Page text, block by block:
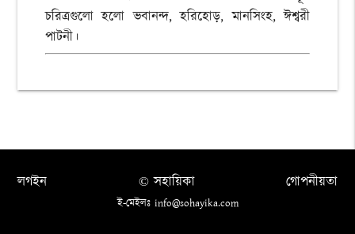
চরিত্রগুলো হলো ভবানন্দ, হরিহোড়, মানসিংহ, ঈশ্বরী
পাটনী।
লগইন গোপনীয়তা
© সহায়িকা
ই-মেইলঃ info@sohayika.com